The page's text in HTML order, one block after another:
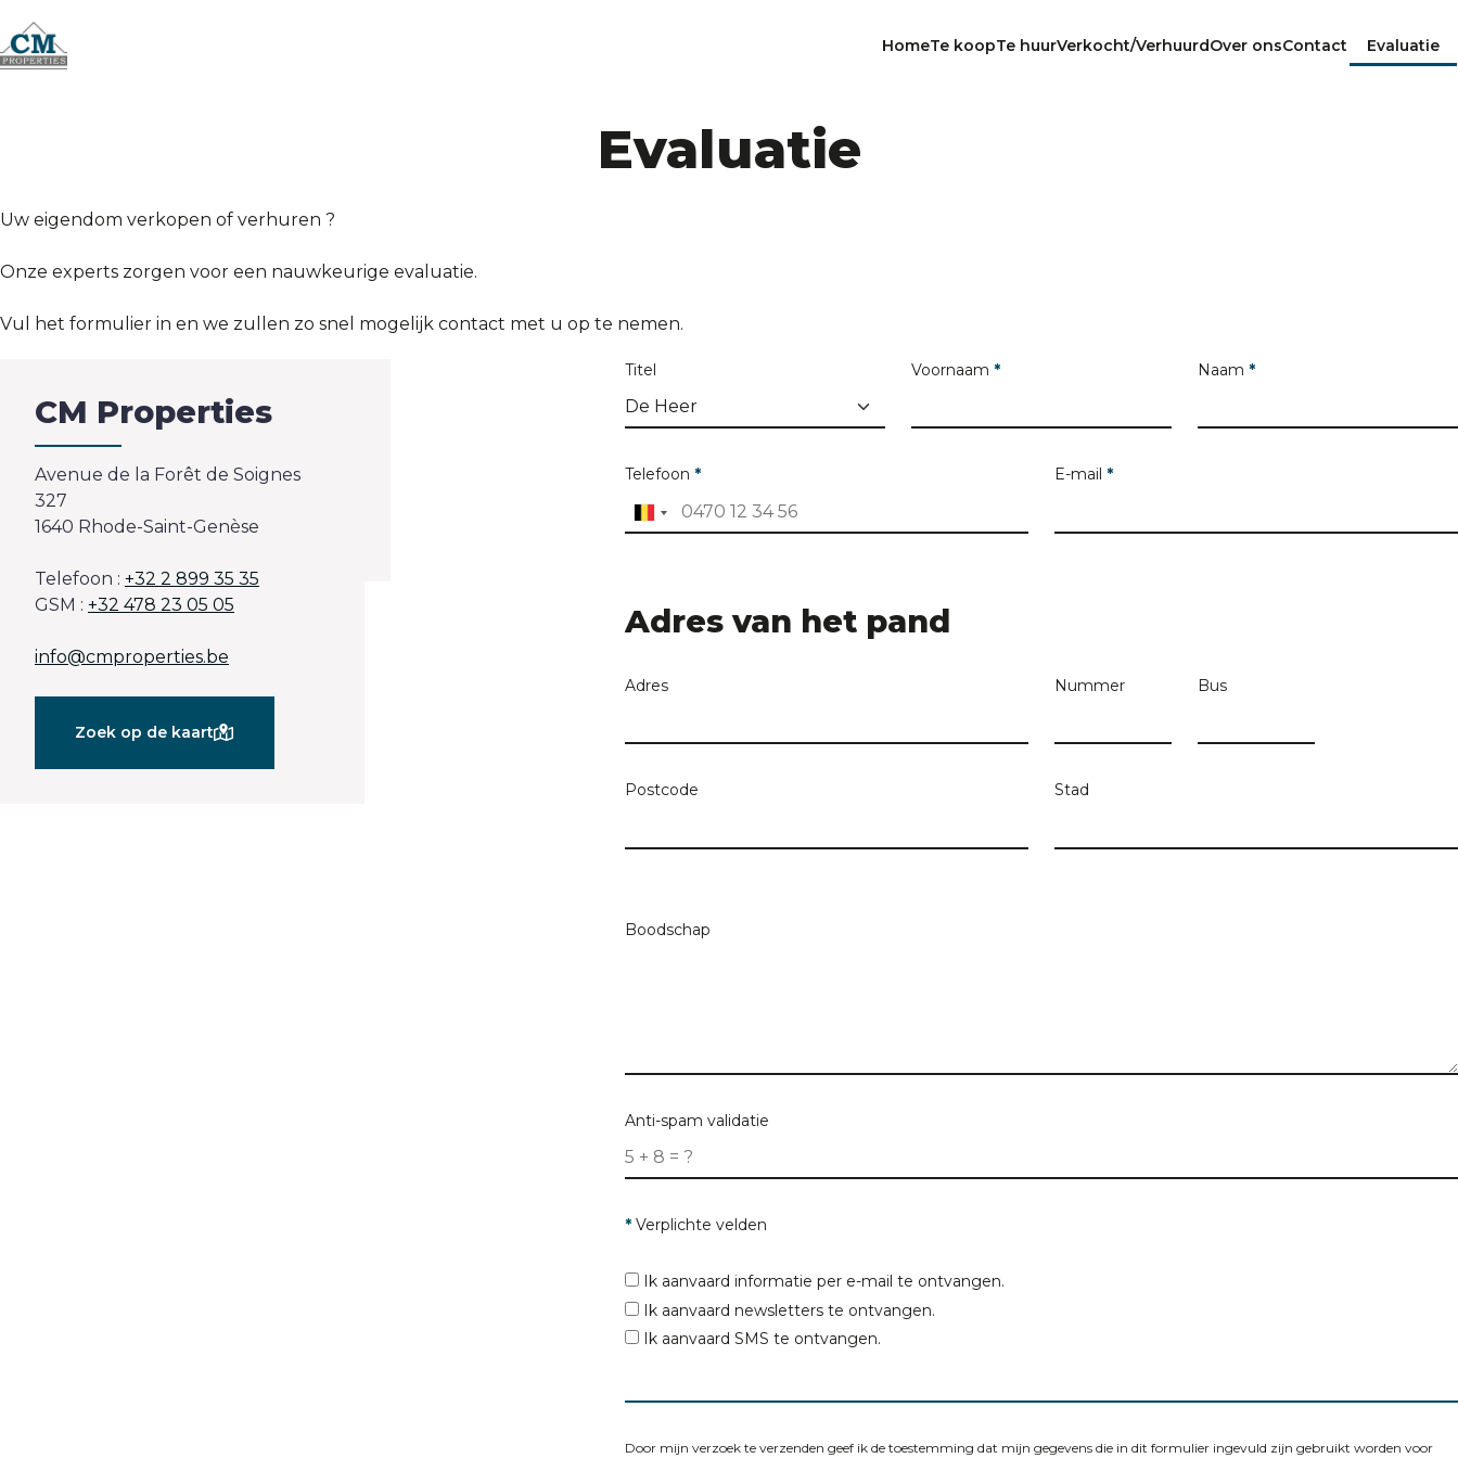
HomeTe koopTe huurVerkocht/VerhuurdOver onsContact Evaluatie
Evaluatie
Uw eigendom verkopen of verhuren ?
Onze experts zorgen voor een nauwkeurige evaluatie.
Vul het formulier in en we zullen zo snel mogelijk contact met u op te nemen.
CM Properties
Avenue de la Forêt de Soignes
327
1640 Rhode-Saint-Genèse
Telefoon : +32 2 899 35 35
GSM : +32 478 23 05 05
info@cmproperties.be
Zoek op de kaart
Titel Voornaam * Naam *
Telefoon * E-mail *
Adres van het pand
Adres Nummer Bus
Postcode Stad
Zoekcriteria
Boodschap
Anti-spam validatie
* Verplichte velden
Ik aanvaard informatie per e-mail te ontvangen.
Ik aanvaard newsletters te ontvangen.
Ik aanvaard SMS te ontvangen.
Door mijn verzoek te verzenden geef ik de toestemming dat mijn gegevens die in dit formulier ingevuld zijn gebruikt worden voor